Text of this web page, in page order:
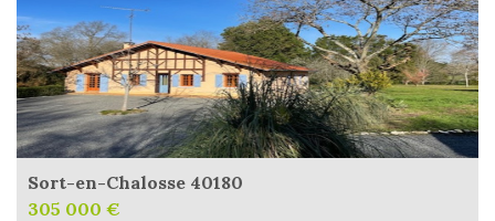
Sort-en-Chalosse 40180
305 000 €